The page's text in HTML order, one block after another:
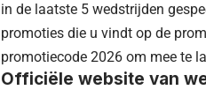
in de laatste 5 wedstrijden
promoties die u vindt op de
promotiecode 2026 om mee te
Officiële website van